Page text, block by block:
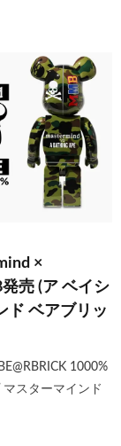
×
売 (ア ベイシ
ド ベアブリッ
1000%
スターマインド